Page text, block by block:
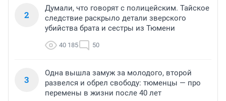
2
Думали, что говорят с полицейским. Тайское
следствие раскрыло детали зверского
убийства брата и сестры из Тюмени
40 185 50
3
Одна вышла замуж за молодого, второй
развелся и обрел свободу: тюменцы — про
перемены в жизни после 40 лет